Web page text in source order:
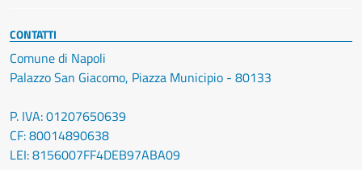
CONTATTI
Comune di Napoli
Palazzo San Giacomo, Piazza Municipio - 80133
P. IVA: 01207650639
CF: 80014890638
LEI: 8156007FF4DEB97ABA09